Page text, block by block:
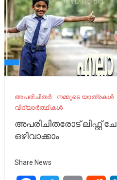
അപരിചിതർ നമ്മുടെ യാത്രകൾ
വിദ്യാർത്ഥികൾ
അപരിചിതരോട് ലിഫ്റ്റ്
ഒഴിവാക്കാം
Share News